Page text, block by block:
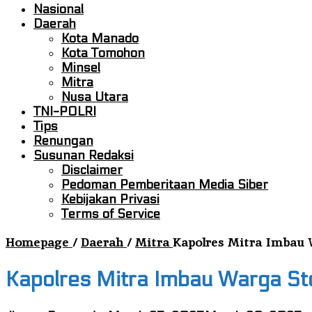
Nasional
Daerah
Kota Manado
Kota Tomohon
Minsel
Mitra
Nusa Utara
TNI-POLRI
Tips
Renungan
Susunan Redaksi
Disclaimer
Pedoman Pemberitaan Media Siber
Kebijakan Privasi
Terms of Service
Homepage / Daerah / Mitra Kapolres Mitra Imbau
Kapolres Mitra Imbau Warga